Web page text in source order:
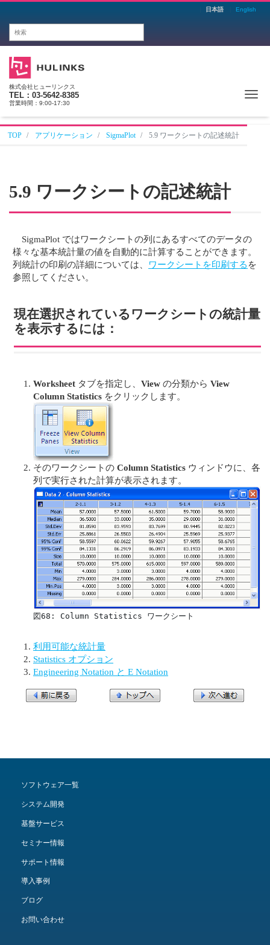
日本語 English
株式会社ヒューリンクス
TEL：03-5642-8385
営業時間：9:00-17:30
TOP アプリケーション SigmaPlot 5.9 ワークシートの記述統計
5.9 ワークシートの記述統計
SigmaPlot ではワークシートの列にあるすべてのデータの
様々な基本統計量の値を自動的に計算することができます。
列統計の印刷の詳細については、
ワークシートを印刷する を
参照してください。
現在選択されているワークシートの統計量
を表示するには：
Worksheet タブを指定し、 View の分類から View
Column Statistics をクリックします。
そのワークシートの Column Statistics ウィンドウに、各
列で実行された計算が表示されます。
図68: Column Statistics ワークシート
利用可能な統計量
Statistics オプション
Engineering Notation と E Notation
ソフトウェア一覧
システム開発
基盤サービス
セミナー情報
サポート情報
導入事例
ブログ
お問い合わせ